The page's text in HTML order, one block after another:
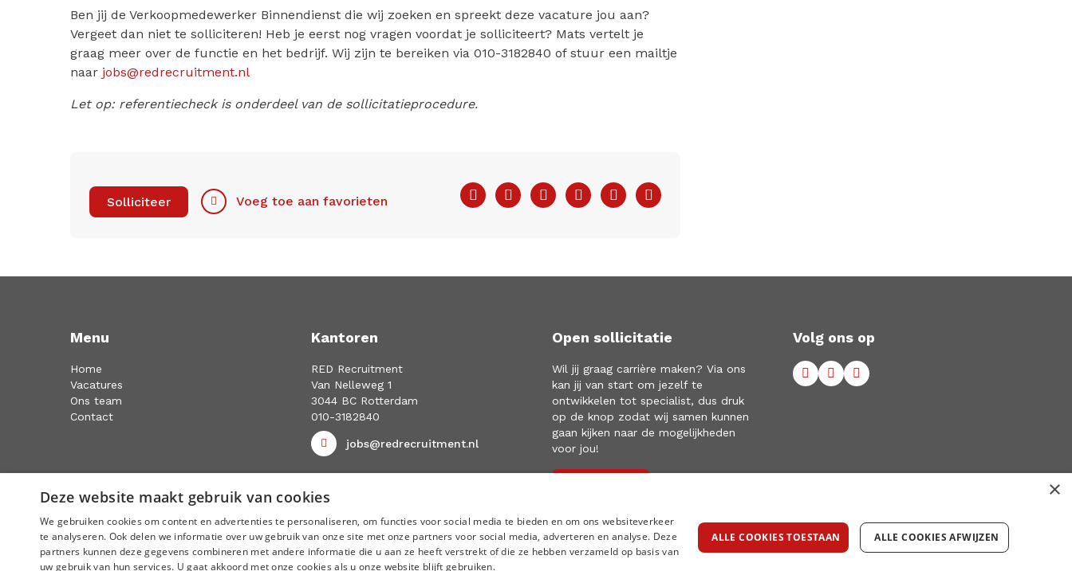
Ben jij de Verkoopmedewerker Binnendienst die wij zoeken en spreekt deze vacature jou aan?
Vergeet dan niet te solliciteren! Heb je eerst nog vragen voordat je solliciteert? Mats vertelt je
graag meer over de functie en het bedrijf. Wij zijn te bereiken via 010-3182840 of stuur een mailtje
naar jobs@redrecruitment.nl
Let op: referentiecheck is onderdeel van de sollicitatieprocedure.
FacebookTwitterLinkedInPinterestWhatsApp
Solliciteer Voeg toe aan favorieten
Menu
Home
Vacatures
Ons team
Contact
Kantoren
RED Recruitment
Van Nelleweg 1
3044 BC Rotterdam
010-3182840
jobs@redrecruitment.nl
Open sollicitatie
Wil jij graag carrière maken? Via ons
kan jij van start om jezelf te
ontwikkelen tot specialist, dus druk
op de knop zodat wij samen kunnen
gaan kijken naar de mogelijkheden
voor jou!
Volg ons op
CookiesDisclaimerPrivacy statement © RED Recruitment 2022
×
Deze website maakt gebruik van cookies
We gebruiken cookies om content en advertenties te personaliseren, om functies voor social media te bieden en om ons websiteverkeer
te analyseren. Ook delen we informatie over uw gebruik van onze site met onze partners voor social media, adverteren en analyse. Deze
partners kunnen deze gegevens combineren met andere informatie die u aan ze heeft verstrekt of die ze hebben verzameld op basis van
uw gebruik van hun services. U gaat akkoord met onze cookies als u onze website blijft gebruiken.
ALLE COOKIES TOESTAAN ALLE COOKIES AFWIJZEN